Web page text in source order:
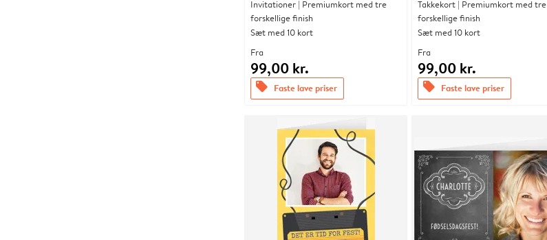
Invitationer | Premiumkort med tre
forskellige finish
Sæt med 10 kort
Fra
99,00 kr.
offers Faste lave priser
Takkekort | Premiumkort med tre
forskellige finish
Sæt med 10 kort
Fra
99,00 kr.
offers Faste lave priser